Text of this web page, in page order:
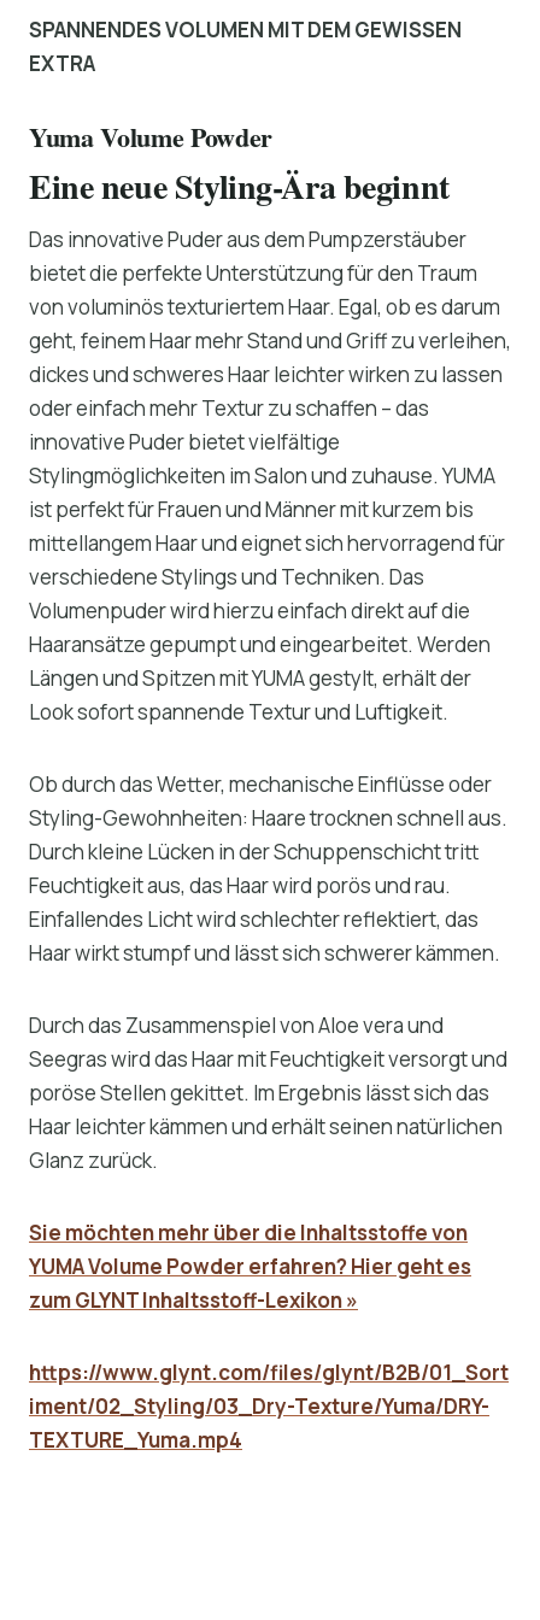
SPANNENDES VOLUMEN MIT DEM GEWISSEN
EXTRA
Yuma Volume Powder
Eine neue Styling-Ära beginnt
Das innovative Puder aus dem Pumpzerstäuber
bietet die perfekte Unterstützung für den Traum
von voluminös texturiertem Haar. Egal, ob es darum
geht, feinem Haar mehr Stand und Griff zu verleihen,
dickes und schweres Haar leichter wirken zu lassen
oder einfach mehr Textur zu schaffen – das
innovative Puder bietet vielfältige
Stylingmöglichkeiten im Salon und zuhause. YUMA
ist perfekt für Frauen und Männer mit kurzem bis
mittellangem Haar und eignet sich hervorragend für
verschiedene Stylings und Techniken. Das
Volumenpuder wird hierzu einfach direkt auf die
Haaransätze gepumpt und eingearbeitet. Werden
Längen und Spitzen mit YUMA gestylt, erhält der
Look sofort spannende Textur und Luftigkeit.
Ob durch das Wetter, mechanische Einflüsse oder
Styling-Gewohnheiten: Haare trocknen schnell aus.
Durch kleine Lücken in der Schuppenschicht tritt
Feuchtigkeit aus, das Haar wird porös und rau.
Einfallendes Licht wird schlechter reflektiert, das
Haar wirkt stumpf und lässt sich schwerer kämmen.
Durch das Zusammenspiel von Aloe vera und
Seegras wird das Haar mit Feuchtigkeit versorgt und
poröse Stellen gekittet. Im Ergebnis lässt sich das
Haar leichter kämmen und erhält seinen natürlichen
Glanz zurück.
Sie möchten mehr über die Inhaltsstoffe von
YUMA Volume Powder erfahren? Hier geht es
zum GLYNT Inhaltsstoff-Lexikon »
https://www.glynt.com/files/glynt/B2B/01_Sort
iment/02_Styling/03_Dry-Texture/Yuma/DRY-
TEXTURE_Yuma.mp4